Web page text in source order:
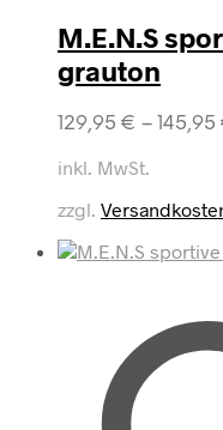
M.E.N.S
grauton
129,95 € – 145,95
inkl. MwSt.
zzgl.